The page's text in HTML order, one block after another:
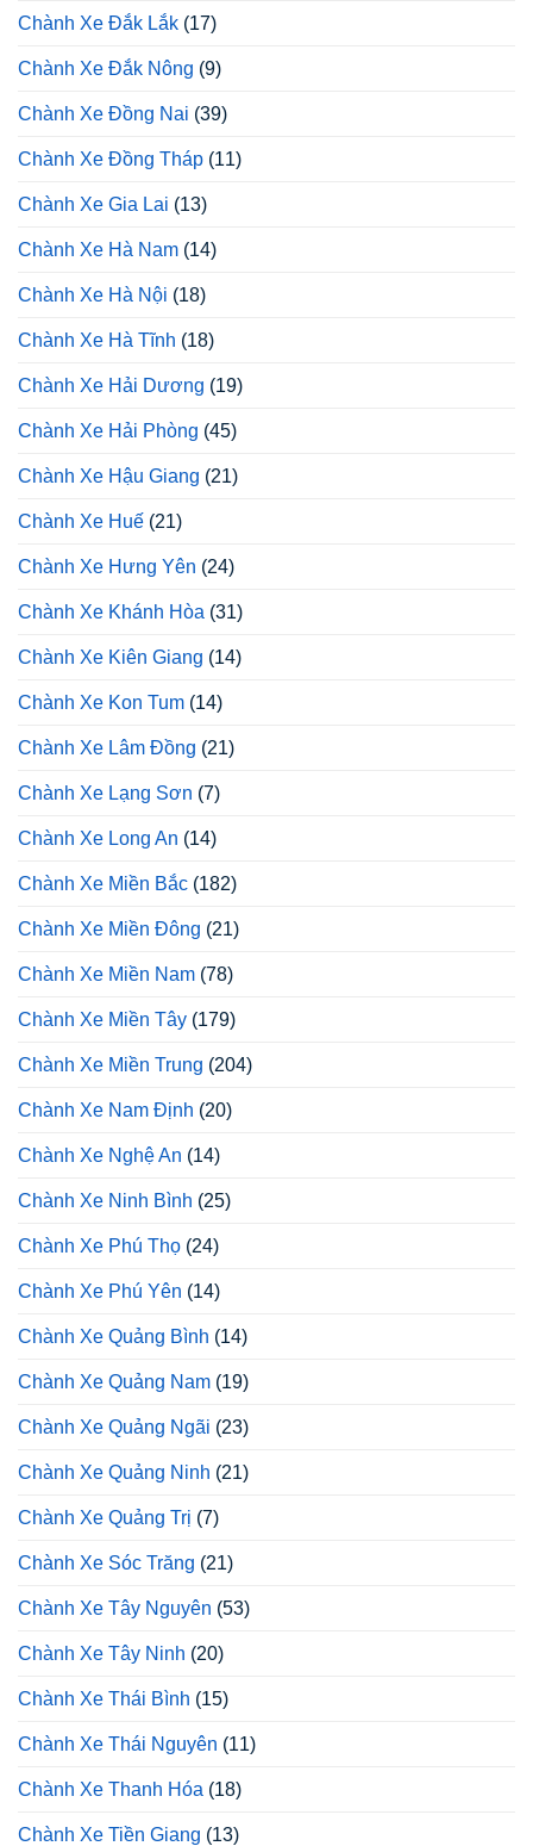
Chành Xe Đắk Lắk (17)
Chành Xe Đắk Nông (9)
Chành Xe Đồng Nai (39)
Chành Xe Đồng Tháp (11)
Chành Xe Gia Lai (13)
Chành Xe Hà Nam (14)
Chành Xe Hà Nội (18)
Chành Xe Hà Tĩnh (18)
Chành Xe Hải Dương (19)
Chành Xe Hải Phòng (45)
Chành Xe Hậu Giang (21)
Chành Xe Huế (21)
Chành Xe Hưng Yên (24)
Chành Xe Khánh Hòa (31)
Chành Xe Kiên Giang (14)
Chành Xe Kon Tum (14)
Chành Xe Lâm Đồng (21)
Chành Xe Lạng Sơn (7)
Chành Xe Long An (14)
Chành Xe Miền Bắc (182)
Chành Xe Miền Đông (21)
Chành Xe Miền Nam (78)
Chành Xe Miền Tây (179)
Chành Xe Miền Trung (204)
Chành Xe Nam Định (20)
Chành Xe Nghệ An (14)
Chành Xe Ninh Bình (25)
Chành Xe Phú Thọ (24)
Chành Xe Phú Yên (14)
Chành Xe Quảng Bình (14)
Chành Xe Quảng Nam (19)
Chành Xe Quảng Ngãi (23)
Chành Xe Quảng Ninh (21)
Chành Xe Quảng Trị (7)
Chành Xe Sóc Trăng (21)
Chành Xe Tây Nguyên (53)
Chành Xe Tây Ninh (20)
Chành Xe Thái Bình (15)
Chành Xe Thái Nguyên (11)
Chành Xe Thanh Hóa (18)
Chành Xe Tiền Giang (13)